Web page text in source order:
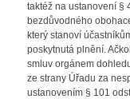
taktéž na ustanovení §
bezdůvodného
který stanoví
poskytnutá plnění.
smluv orgánem
ze strany Úřadu za
ustanovením § 101